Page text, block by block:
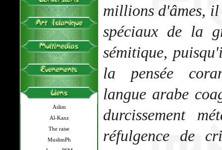
Aslim
Al-Kanz
The raise
MuslimPh
millions d'âmes, il
spéciaux de la
sémitique,
la pensée
langue arabe
durcissement
réfulgence de